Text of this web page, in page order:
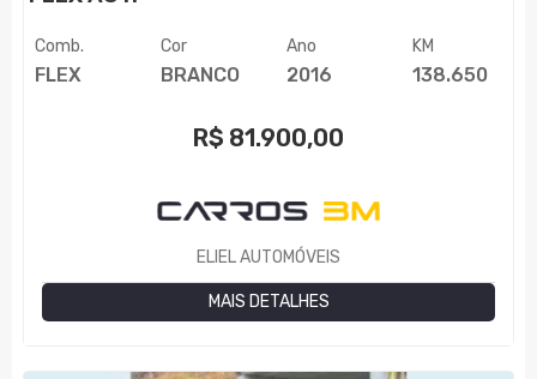
Comb.
FLEX
Cor
BRANCO
Ano
2016
KM
138.650
R$ 81.900,00
ELIEL AUTOMÓVEIS
MAIS DETALHES